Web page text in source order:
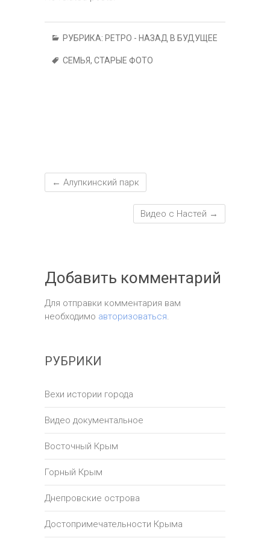
ok
m p
p
er ur
n
al
а
в
РУБРИКА: РЕТРО - НАЗАД В БУДУЩЕЕ
СЕМЬЯ, СТАРЫЕ ФОТО
← Алупкинский парк
Видео с Настей →
Добавить комментарий
Для отправки комментария вам
необходимо авторизоваться.
РУБРИКИ
Вехи истории города
Видео документальное
Восточный Крым
Горный Крым
Днепровские острова
Достопримечательности Крыма